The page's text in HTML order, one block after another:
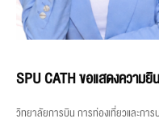
SPU CATH ขอแสดงความ
วิทยาลัยการบิน การท่องเที่ยวและก